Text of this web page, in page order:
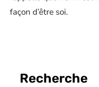
façon d’être soi.
Recherche